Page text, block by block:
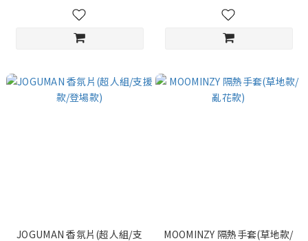
JOGUMAN 香氛片(超人組/支
MOOMINZY 隔熱手套(草地款/